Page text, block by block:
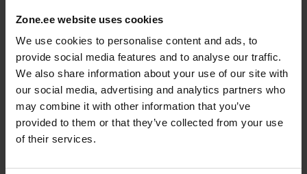
Zone.ee website uses cookies
We use cookies to personalise content and ads, to
provide social media features and to analyse our traffic.
We also share information about your use of our site with
our social media, advertising and analytics partners who
may combine it with other information that you’ve
provided to them or that they’ve collected from your use
of their services.
часов(скорость распространения DNS).
Updated on 5. Apr 2024
Tagged: SPF
Was this article helpful?